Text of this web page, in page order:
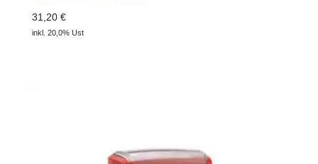
31,20 €
inkl. 20,0% Ust